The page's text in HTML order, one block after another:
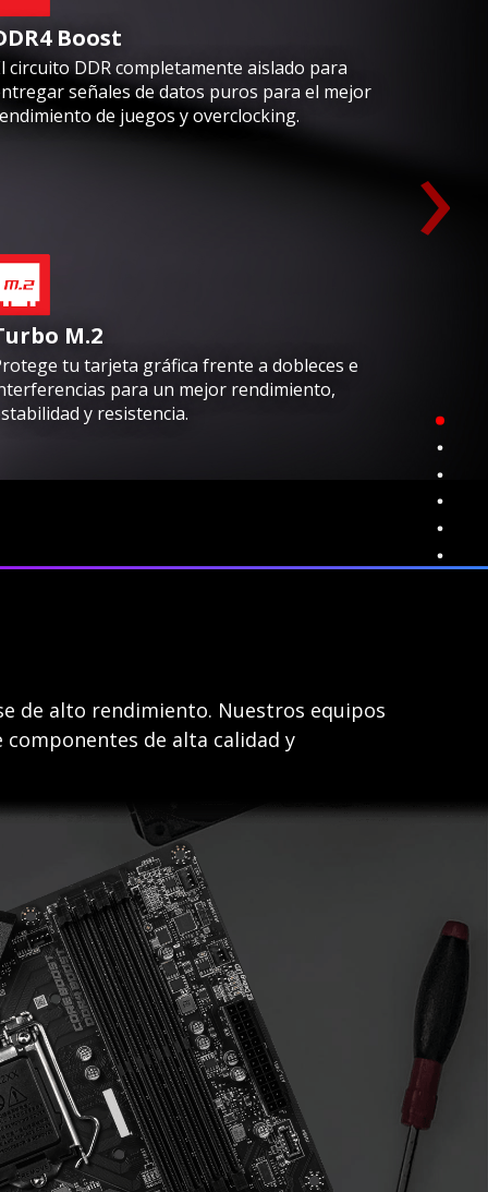
Boost
circuito DDR completamente aislado para
señales de datos puros para el mejor
de juegos y overclocking.
M.2
tu tarjeta gráfica frente a dobleces e
para un mejor rendimiento,
y resistencia.
›
de alto rendimiento. Nuestros equipos
componentes de alta calidad y